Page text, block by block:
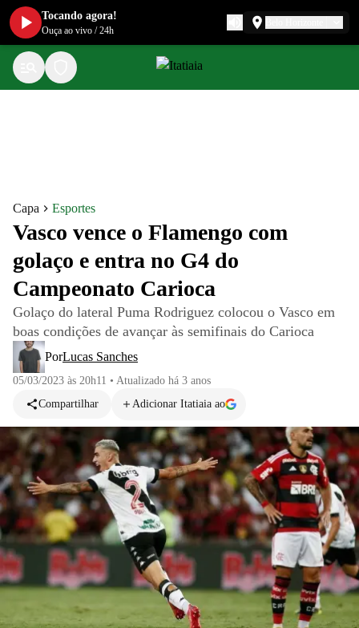
Capa Esportes
Vasco vence o Flamengo com
golaço e entra no G4 do
Campeonato Carioca
Golaço do lateral Puma Rodriguez colocou o Vasco em
boas condições de avançar às semifinais do Carioca
PorLucas Sanches
05/03/2023 às 20h11 • Atualizado há 3 anos
Compartilhar
Adicionar Itatiaia ao
Tocando agora!
Ouça ao vivo /24h